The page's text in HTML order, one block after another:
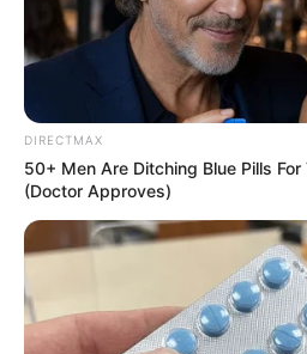
กอง
เนื้อหาที่ได้รับการโปรโมต
DIRECTMAX
50+ Men Are Ditching Blue Pills
(Doctor Approves)